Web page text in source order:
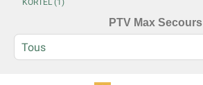
PTV Max Secours